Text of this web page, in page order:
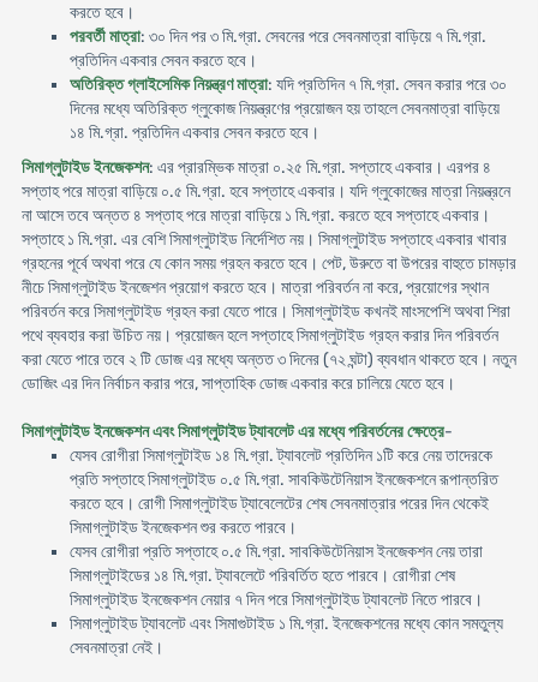
করতে হবে।
পরবর্তী মাত্রা: ৩০ দিন পর ৩ মি.গ্রা. সেবনের পরে সেবনমাত্রা বাড়িয়ে ৭ মি.গ্রা.
প্রতিদিন একবার সেবন করতে হবে।
অতিরিক্ত গ্লাইসেমিক নিয়ন্ত্রণ মাত্রা: যদি প্রতিদিন ৭ মি.গ্রা. সেবন করার পরে ৩০
দিনের মধ্যে অতিরিক্ত গ্লুকোজ নিয়ন্ত্রণের প্রয়োজন হয় তাহলে সেবনমাত্রা বাড়িয়ে
১৪ মি.গ্রা. প্রতিদিন একবার সেবন করতে হবে।
সিমাগ্লুটাইড ইনজেকশন: এর প্রারম্ভিক মাত্রা ০.২৫ মি.গ্রা. সপ্তাহে একবার। এরপর ৪
সপ্তাহ পরে মাত্রা বাড়িয়ে ০.৫ মি.গ্রা. হবে সপ্তাহে একবার। যদি গ্লুকোজের মাত্রা নিয়ন্ত্রনে
না আসে তবে অন্তত ৪ সপ্তাহ পরে মাত্রা বাড়িয়ে ১ মি.গ্রা. করতে হবে সপ্তাহে একবার।
সপ্তাহে ১ মি.গ্রা. এর বেশি সিমাগ্লুটাইড নির্দেশিত নয়। সিমাগ্লুটাইড সপ্তাহে একবার খাবার
গ্রহনের পূর্বে অথবা পরে যে কোন সময় গ্রহন করতে হবে। পেট, উরুতে বা উপরের বাহুতে চামড়ার
নীচে সিমাগ্লুটাইড ইনজেশন প্রয়োগ করতে হবে। মাত্রা পরিবর্তন না করে, প্রয়োগের স্থান
পরিবর্তন করে সিমাগ্লুটাইড গ্রহন করা যেতে পারে। সিমাগ্লুটাইড কখনই মাংসপেশি অথবা শিরা
পথে ব্যবহার করা উচিত নয়। প্রয়োজন হলে সপ্তাহে সিমাগ্লুটাইড গ্রহন করার দিন পরিবর্তন
করা যেতে পারে তবে ২ টি ডোজ এর মধ্যে অন্তত ৩ দিনের (৭২ ঘন্টা) ব্যবধান থাকতে হবে। নতুন
ডোজিং এর দিন নির্বাচন করার পরে, সাপ্তাহিক ডোজ একবার করে চালিয়ে যেতে হবে।
সিমাগ্লুটাইড ইনজেকশন এবং সিমাগ্লুটাইড ট্যাবলেট এর মধ্যে পরিবর্তনের ক্ষেত্রে-
যেসব রোগীরা সিমাগ্লুটাইড ১৪ মি.গ্রা. ট্যাবলেট প্রতিদিন ১টি করে নেয় তাদেরকে
প্রতি সপ্তাহে সিমাগ্লুটাইড ০.৫ মি.গ্রা. সাবকিউটেনিয়াস ইনজেকশনে রূপান্তরিত
করতে হবে। রোগী সিমাগ্লুটাইড ট্যাবেলেটের শেষ সেবনমাত্রার পরের দিন থেকেই
সিমাগ্লুটাইড ইনজেকশন শুর করতে পারবে।
যেসব রোগীরা প্রতি সপ্তাহে ০.৫ মি.গ্রা. সাবকিউটেনিয়াস ইনজেকশন নেয় তারা
সিমাগ্লুটাইডের ১৪ মি.গ্রা. ট্যাবলেটে পরিবর্তিত হতে পারবে। রোগীরা শেষ
সিমাগ্লুটাইড ইনজেকশন নেয়ার ৭ দিন পরে সিমাগ্লুটাইড ট্যাবলেট নিতে পারবে।
সিমাগ্লুটাইড ট্যাবলেট এবং সিমাগুটাইড ১ মি.গ্রা. ইনজেকশনের মধ্যে কোন সমতুল্য
সেবনমাত্রা নেই।